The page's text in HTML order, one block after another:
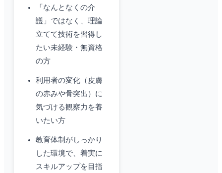
「なんとなくの介
護」ではなく、理論
立てて技術を習得し
たい未経験・無資格
の方
利用者の変化（皮膚
の赤みや骨突出）に
気づける観察力を養
いたい方
教育体制がしっかり
した環境で、着実に
スキルアップを目指